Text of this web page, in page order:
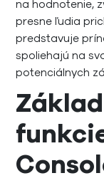
na hodnotenie,
presne ľudia
predstavuje
spoliehajú na
potenciálnych